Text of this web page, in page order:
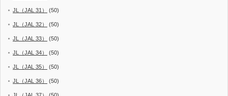
JL（JAL 31） (50)
JL（JAL 32） (50)
JL（JAL 33） (50)
JL（JAL 34） (50)
JL（JAL 35） (50)
JL（JAL 36） (50)